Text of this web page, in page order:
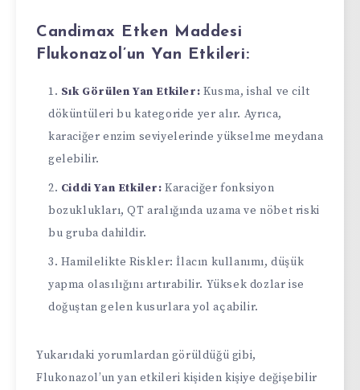
Candimax Etken Maddesi
Flukonazol’un Yan Etkileri:
Sık Görülen Yan Etkiler: Kusma, ishal ve cilt
döküntüleri bu kategoride yer alır. Ayrıca,
karaciğer enzim seviyelerinde yükselme meydana
gelebilir.
Ciddi Yan Etkiler:Karaciğer fonksiyon
bozuklukları, QT aralığında uzama ve nöbet riski
bu gruba dahildir.
Hamilelikte Riskler: İlacın kullanımı, düşük
yapma olasılığını artırabilir. Yüksek dozlar ise
doğuştan gelen kusurlara yol açabilir.
Yukarıdaki yorumlardan görüldüğü gibi,
Flukonazol’un yan etkileri kişiden kişiye değişebilir